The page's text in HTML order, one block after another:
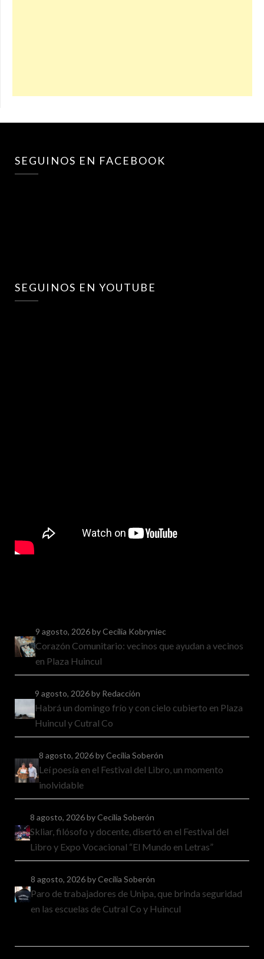
SEGUINOS EN FACEBOOK
SEGUINOS EN YOUTUBE
9 agosto, 2026by Cecilia Kobryniec
Corazón Comunitario: vecinos que ayudan a vecinos
en Plaza Huincul
9 agosto, 2026by Redacción
Habrá un domingo frío y con cielo cubierto en Plaza
Huincul y Cutral Co
8 agosto, 2026by Cecilia Soberón
Leí poesía en el Festival del Libro, un momento
inolvidable
8 agosto, 2026by Cecilia Soberón
Skliar, filósofo y docente, disertó en el Festival del
Libro y Expo Vocacional “El Mundo en Letras”
8 agosto, 2026by Cecilia Soberón
Paro de trabajadores de Unipa, que brinda seguridad
en las escuelas de Cutral Co y Huincul